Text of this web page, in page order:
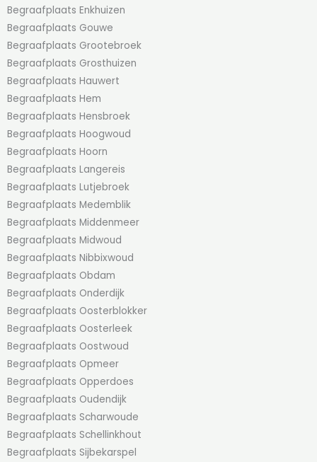
Begraafplaats Enkhuizen
Begraafplaats Gouwe
Begraafplaats Grootebroek
Begraafplaats Grosthuizen
Begraafplaats Hauwert
Begraafplaats Hem
Begraafplaats Hensbroek
Begraafplaats Hoogwoud
Begraafplaats Hoorn
Begraafplaats Langereis
Begraafplaats Lutjebroek
Begraafplaats Medemblik
Begraafplaats Middenmeer
Begraafplaats Midwoud
Begraafplaats Nibbixwoud
Begraafplaats Obdam
Begraafplaats Onderdijk
Begraafplaats Oosterblokker
Begraafplaats Oosterleek
Begraafplaats Oostwoud
Begraafplaats Opmeer
Begraafplaats Opperdoes
Begraafplaats Oudendijk
Begraafplaats Scharwoude
Begraafplaats Schellinkhout
Begraafplaats Sijbekarspel